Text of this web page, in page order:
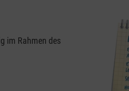
im Rahmen des